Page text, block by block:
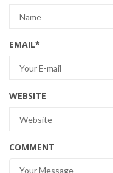
EMAIL*
WEBSITE
COMMENT